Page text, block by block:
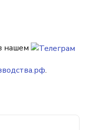
нашем
.